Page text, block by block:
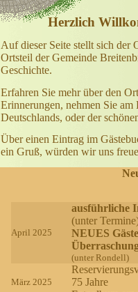
Herzlich
Auf dieser Seite stellt sich der
Ortsteil der Gemeinde
Geschichte.
Erfahren Sie mehr über den
Erinnerungen, nehmen Sie
Deutschlands, oder der
Über einen Eintrag im
ein Gruß, würden wir uns